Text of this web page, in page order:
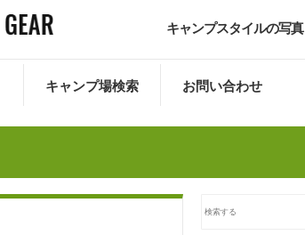
キャンプスタイルの写真
キャンプ場検索 お問い合わせ